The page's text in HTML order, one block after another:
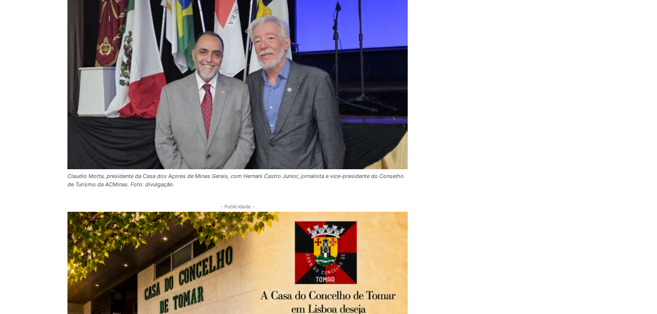
Claudio Motta, presidente da Casa dos Açores de Minas Gerais, com Hernani Castro Junior, jornalista e vice-presidente do Conselho
de Turismo da ACMinas. Foto: divulgação.
- Publicidade -